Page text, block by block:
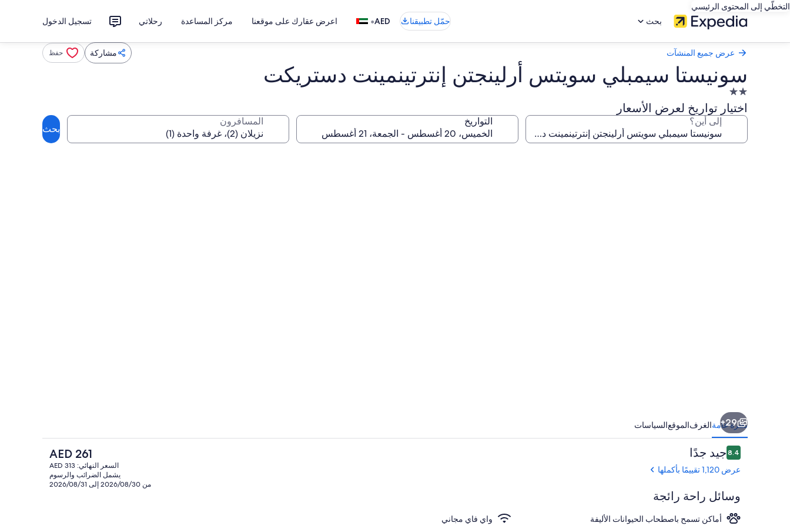
التخطّي إلى المحتوى الرئيسي
بحث
حمّل تطبيقنا AED
• اعرض عقارك على موقعنا مركز المساعدة رحلاتي تسجيل الدخول
عرض جميع المنشآت مشاركة حفظ
سونيستا سيمبلي سويتس أرلينجتن إنترتينمينت دستريكت
منشأة
فندقية
مصنفة
بنجمتين
2.0
اختيار تواريخ لعرض الأسعار
إلى أين؟ التواريخ المسافرون
بحث
مكتب ومساحة عمل للكمبيوتر المحمول ومكواة/لوح كي وواي فاي مجانًا
تفاصيل الفندق من الداخل
29+
نظرة عامةالغرفالموقعالسياسات
التقييمات
8.48.4 من 10جيد جدًا
عرض 1,120 تقييمًا بأكملها
وسائل راحة رائجة
أماكن تسمح باصطحاب الحيوانات الأليفة
واي فاي مجاني
السعر
الحالي
هو
AED
AED 261
السعر النهائي: AED 313
يشمل الضرائب والرسوم
من 2026/08/30 إلى 2026/08/31